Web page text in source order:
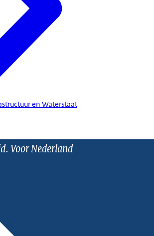
en Waterstaat
Voor Nederland